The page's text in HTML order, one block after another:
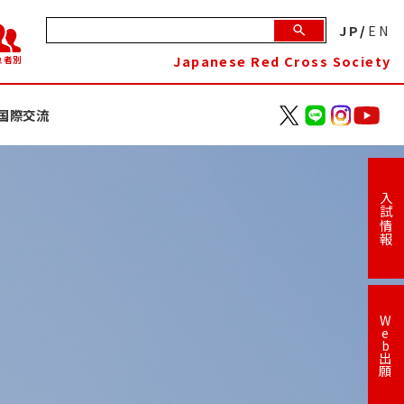
者別
JP/ EN
Japanese Red Cross Society
際交流
入試情報
W
e
b
出
願